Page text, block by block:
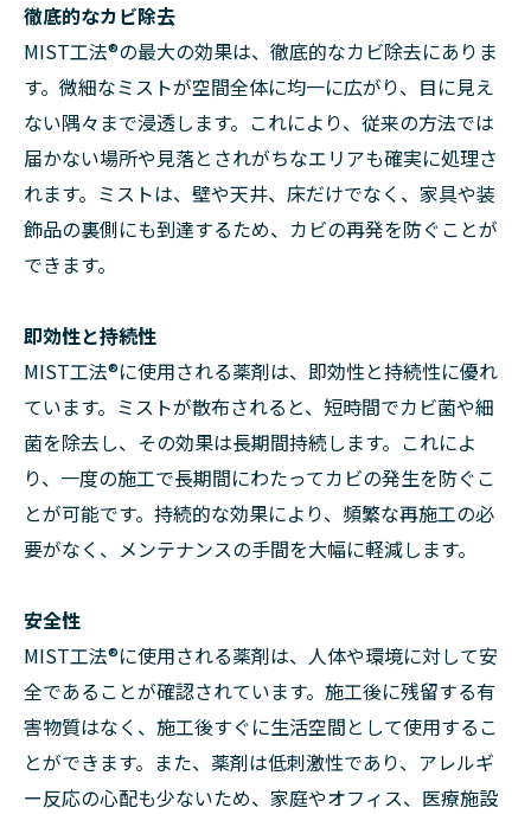
徹底的なカビ除去
MIST工法®の最大の効果は、徹底的なカビ除去にありま
す。微細なミストが空間全体に均一に広がり、目に見え
ない隅々まで浸透します。これにより、従来の方法では
届かない場所や見落とされがちなエリアも確実に処理さ
れます。ミストは、壁や天井、床だけでなく、家具や装
飾品の裏側にも到達するため、カビの再発を防ぐことが
できます。
即効性と持続性
MIST工法®に使用される薬剤は、即効性と持続性に優れ
ています。ミストが散布されると、短時間でカビ菌や細
菌を除去し、その効果は長期間持続します。これによ
り、一度の施工で長期間にわたってカビの発生を防ぐこ
とが可能です。持続的な効果により、頻繁な再施工の必
要がなく、メンテナンスの手間を大幅に軽減します。
安全性
MIST工法®に使用される薬剤は、人体や環境に対して安
全であることが確認されています。施工後に残留する有
害物質はなく、施工後すぐに生活空間として使用するこ
とができます。また、薬剤は低刺激性であり、アレルギ
ー反応の心配も少ないため、家庭やオフィス、医療施設